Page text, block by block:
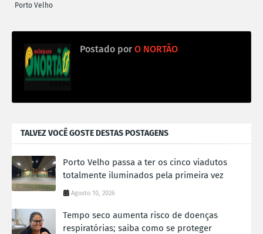
Porto Velho
Postado por O NORTÃO
TALVEZ VOCÊ GOSTE DESTAS POSTAGENS
Porto Velho passa a ter os cinco viadutos
totalmente iluminados pela primeira vez
Agosto 10, 2026
Tempo seco aumenta risco de doenças
respiratórias; saiba como se proteger